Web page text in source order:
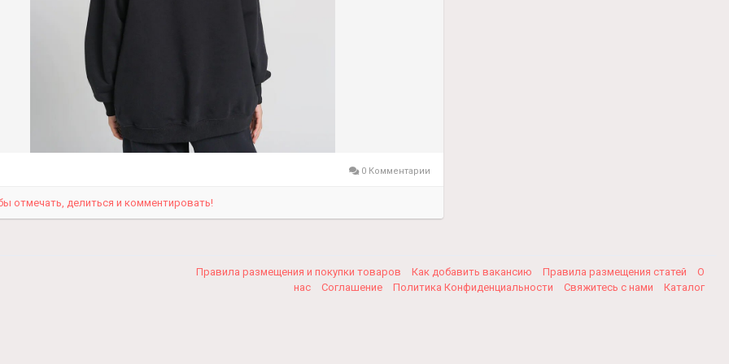
0 Комментарии
отмечать, делиться и комментировать!
Правила размещения и покупки товаров Как добавить вакансию Правила размещения статей
О
нас
Соглашение Политика Конфиденциальности Свяжитесь с нами Каталог